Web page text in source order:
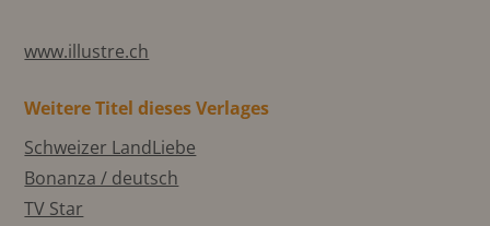
www.illustre.ch
Weitere Titel dieses Verlages
Schweizer LandLiebe
Bonanza / deutsch
TV Star